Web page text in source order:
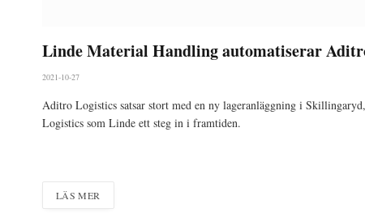
Linde Material Handling automatiserar
2021-10-27
Aditro Logistics satsar stort med en ny lageranläggning i
Logistics som Linde ett steg in i framtiden.
LÄS MER